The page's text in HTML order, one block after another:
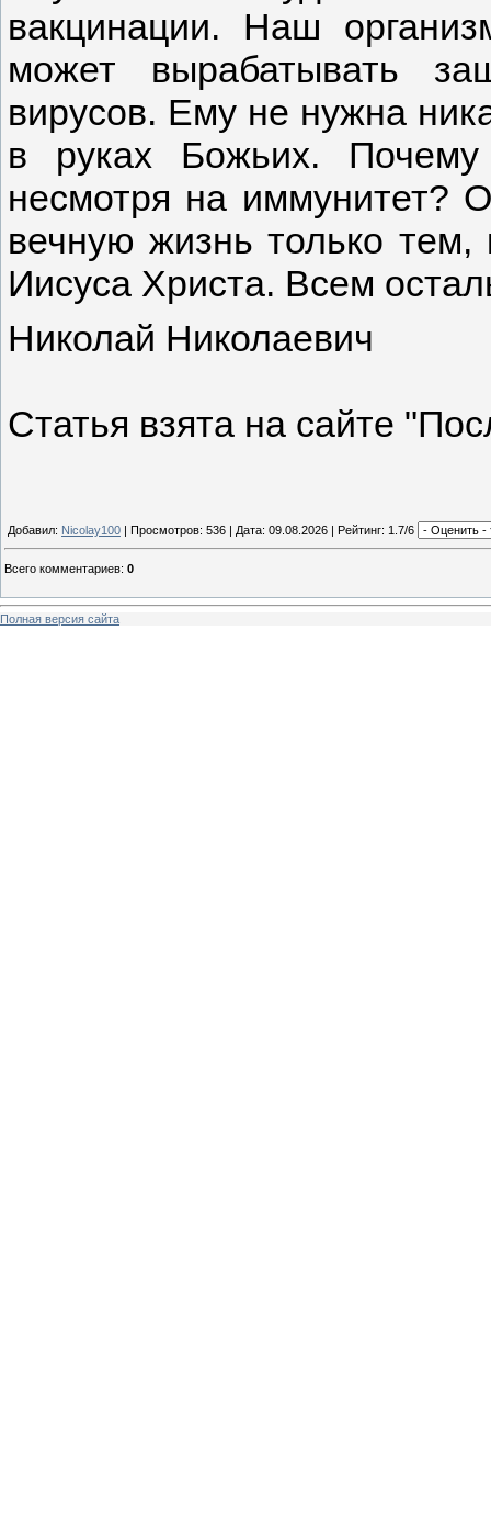
вакцинации. Наш
может вырабатывать
вирусов. Ему не нужна
в руках Божьих.
несмотря на иммунитет?
вечную жизнь только
Иисуса Христа. Всем
Николай Николаевич
Статья взята на сайте
Добавил: Nicolay100 | Просмотров: 536 | Дата: 09.08.2026 | Рейтинг: 1.7/6
Всего комментариев: 0
Полная версия сайта